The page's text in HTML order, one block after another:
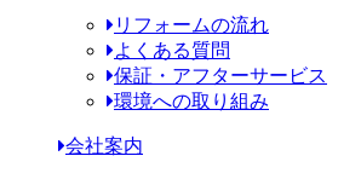
リフォームの流れ
よくある質問
保証・アフターサービス
環境への取り組み
会社案内